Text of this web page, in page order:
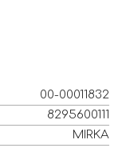
00-00011832
8295600111
MIRKA